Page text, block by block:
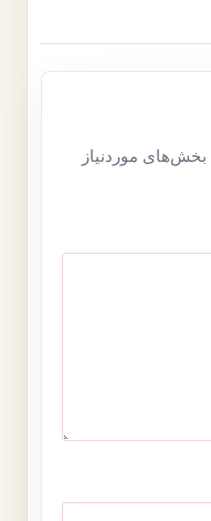
بخش‌های موردنیاز